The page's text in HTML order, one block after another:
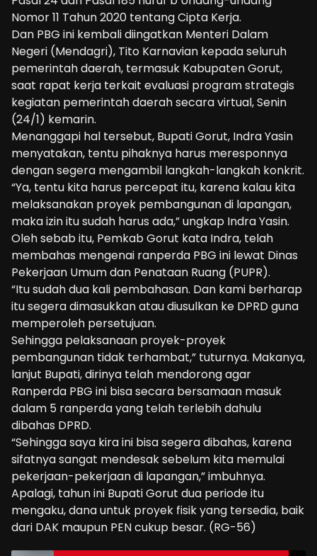
Nomor 11 Tahun 2020 tentang Cipta Kerja.
Dan PBG ini kembali diingatkan Menteri Dalam
Negeri (Mendagri), Tito Karnavian kepada seluruh
pemerintah daerah, termasuk Kabupaten Gorut,
saat rapat kerja terkait evaluasi program strategis
kegiatan pemerintah daerah secara virtual, Senin
(24/1) kemarin.
Menanggapi hal tersebut, Bupati Gorut, Indra Yasin
menyatakan, tentu pihaknya harus meresponnya
dengan segera mengambil langkah-langkah konkrit.
“Ya, tentu kita harus percepat itu, karena kalau kita
melaksanakan proyek pembangunan di lapangan,
maka izin itu sudah harus ada,” ungkap Indra Yasin.
Oleh sebab itu, Pemkab Gorut kata Indra, telah
membahas mengenai ranperda PBG ini lewat Dinas
Pekerjaan Umum dan Penataan Ruang (PUPR).
“Itu sudah dua kali pembahasan. Dan kami berharap
itu segera dimasukkan atau diusulkan ke DPRD guna
memperoleh persetujuan.
Sehingga pelaksanaan proyek-proyek
pembangunan tidak terhambat,” tuturnya. Makanya,
lanjut Bupati, dirinya telah mendorong agar
Ranperda PBG ini bisa secara bersamaan masuk
dalam 5 ranperda yang telah terlebih dahulu
dibahas DPRD.
“Sehingga saya kira ini bisa segera dibahas, karena
sifatnya sangat mendesak sebelum kita memulai
pekerjaan-pekerjaan di lapangan,” imbuhnya.
Apalagi, tahun ini Bupati Gorut dua periode itu
mengaku, dana untuk proyek fisik yang tersedia, baik
dari DAK maupun PEN cukup besar. (RG-56)